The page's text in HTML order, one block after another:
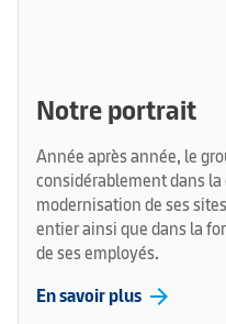
Notre portrait
Année après année, le
considérablement dans
modernisation de ses
entier ainsi que dans la
de ses employés.
En savoir plus arrow_forward